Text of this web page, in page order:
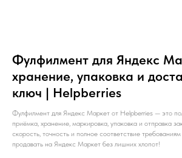
Фулфилмент для Яндекс
хранение, упаковка и
ключ | Helpberries
Фулфилмент для Яндекс Маркет от Helpberries — это
приёмка, хранение, маркировка, упаковка и отправка
скорость, точность и полное соответствие
продавать на Яндекс Маркет без лишних хлопот!